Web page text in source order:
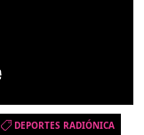
DEPORTES RADIÓNICA